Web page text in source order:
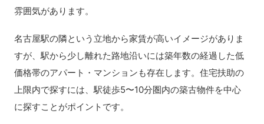
雰囲気があります。
名古屋駅の隣という立地から家賃が高いイメージがありま
すが、駅から少し離れた路地沿いには築年数の経過した低
価格帯のアパート・マンションも存在します。住宅扶助の
上限内で探すには、駅徒歩5〜10分圏内の築古物件を中心
に探すことがポイントです。